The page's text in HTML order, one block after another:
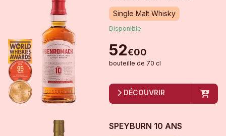
Single Malt Whisky
Disponible
52€00
bouteille de 70 cl
DÉCOUVRIR
SPEYBURN 10 ANS